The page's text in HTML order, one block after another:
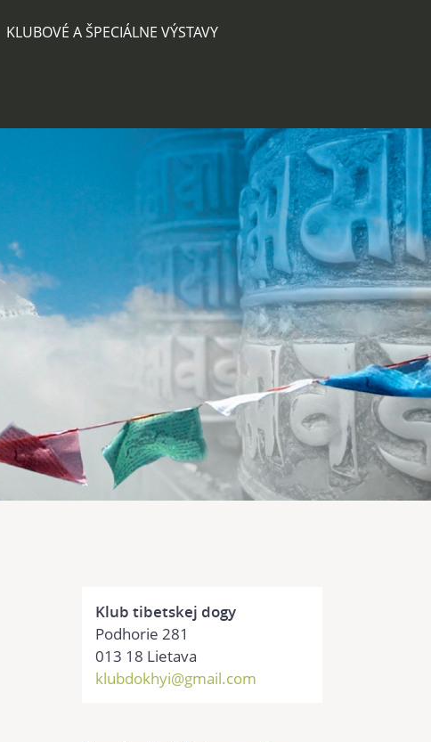
KLUBOVÉ A ŠPECIÁLNE VÝSTAVY
Klub tibetskej dogy
Podhorie 281
013 18 Lietava
klubdokhyi@gmail.com